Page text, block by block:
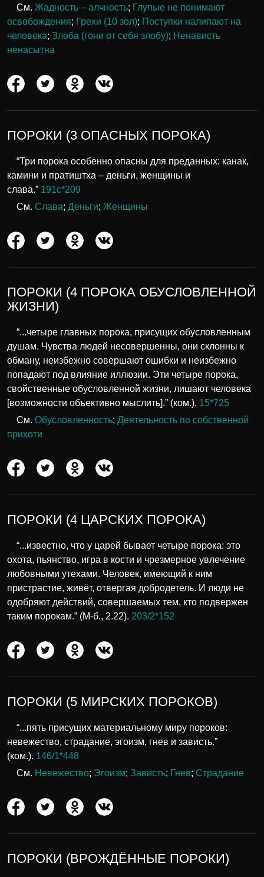
См. Жадность – алчность; Глупые не понимают
освобождения; Грехи (10 зол); Поступки налипают на
человека; Злоба (гони от себя злобу); Ненависть
ненасытна
ПОРОКИ (3 ОПАСНЫХ ПОРОКА)
“Три порока особенно опасны для преданных: канак,
камини и пратиштха – деньги, женщины и
слава.” 191c*209
См. Слава; Деньги; Женщины
ПОРОКИ (4 ПОРОКА ОБУСЛОВЛЕННОЙ
ЖИЗНИ)
“...четыре главных порока, присущих обусловленным
душам. Чувства людей несовершенны, они склонны к
обману, неизбежно совершают ошибки и неизбежно
попадают под влияние иллюзии. Эти четыре порока,
свойственные обусловленной жизни, лишают человека
[возможности объективно мыслить].” (ком.). 15*725
См. Обусловленность; Деятельность по собственной
прихоти
ПОРОКИ (4 ЦАРСКИХ ПОРОКА)
“...известно, что у царей бывает четыре порока: это
охота, пьянство, игра в кости и чрезмерное увлечение
любовными утехами. Человек, имеющий к ним
пристрастие, живёт, отвергая добродетель. И люди не
одобряют действий, совершаемых тем, кто подвержен
таким порокам.” (М-б., 2.22). 203/2*152
ПОРОКИ (5 МИРСКИХ ПОРОКОВ)
“...пять присущих материальному миру пороков:
невежество, страдание, эгоизм, гнев и зависть.”
(ком.). 146/1*448
См. Невежество; Эгоизм; Зависть; Гнев; Страдание
ПОРОКИ (ВРОЖДЁННЫЕ ПОРОКИ)